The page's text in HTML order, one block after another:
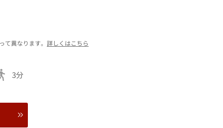
異なります。 詳しくはこちら
3分